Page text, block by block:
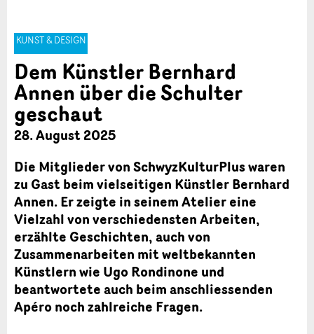
KUNST & DESIGN
Dem Künstler Bernhard
Annen über die Schulter
geschaut
28. August 2025
Die Mitglieder von SchwyzKulturPlus waren
zu Gast beim vielseitigen Künstler Bernhard
Annen. Er zeigte in seinem Atelier eine
Vielzahl von verschiedensten Arbeiten,
erzählte Geschichten, auch von
Zusammenarbeiten mit weltbekannten
Künstlern wie Ugo Rondinone und
beantwortete auch beim anschliessenden
Apéro noch zahlreiche Fragen.